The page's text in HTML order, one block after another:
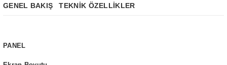
GENEL BAKIŞ TEKNİK ÖZELLİKLER
PANEL